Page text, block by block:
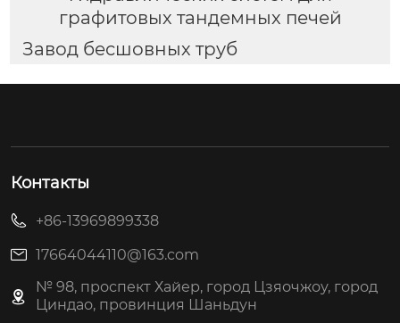
графитовых тандемных печей
Завод бесшовных труб
Контакты
+86-13969899338
17664044110@163.com
№ 98, проспект Хайер, город Цзяочжоу, город
Циндао, провинция Шаньдун